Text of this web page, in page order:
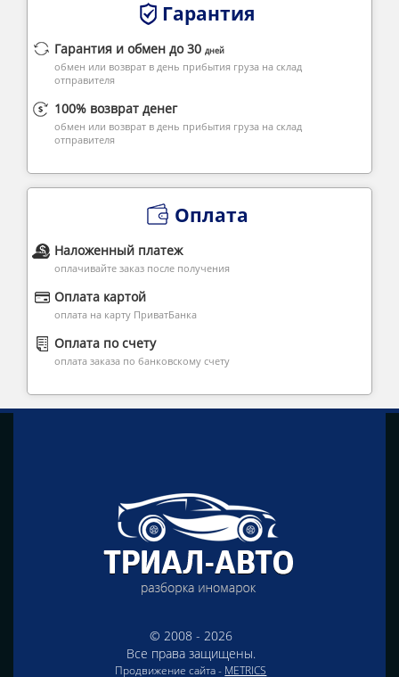
Гарантия
Гарантия и обмен до 30 дней
обмен или возврат в день прибытия груза на склад
отправителя
100% возврат денег
обмен или возврат в день прибытия груза на склад
отправителя
Оплата
Наложенный платеж
оплачивайте заказ после получения
Оплата картой
оплата на карту ПриватБанка
Оплата по счету
оплата заказа по банковскому счету
© 2008 - 2026
Все права защищены.
Продвижение сайта - METRICS